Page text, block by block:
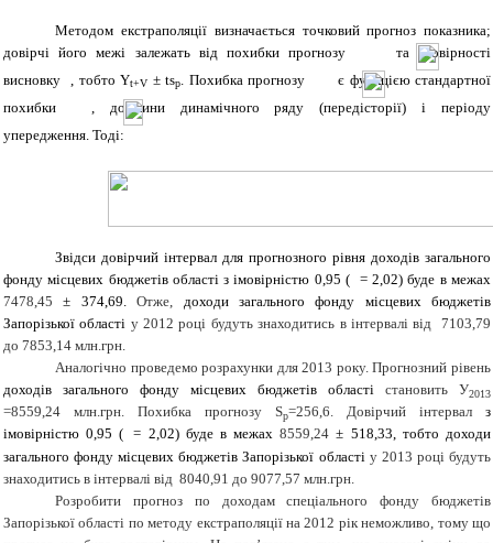
Методом екстраполяції визначається точковий прогноз показника;
довірчі його межі залежать від похибки прогнозу
та імовірності
висновку
, тобто Yt+V ± tsp . Похибка прогнозу
є функцією стандартної
похибки
, довжини динамічного ряду (передісторії) і періоду
упередження. Тоді:
Звідси довірчий інтервал для прогнозного рівня доходів загального
фонду місцевих бюджетів області з імовірністю 0,95 (
= 2,02) буде в межах
7478,45± 374,69.Отже, доходи загального фонду місцевих бюджетів
Запорізької області у 2012 році будуть знаходитись в інтервалі від
7103,79
до 7853,14 млн.грн.
Аналогічно проведемо розрахунки для 2013 року. Прогнозний рівень
доходів загального фонду місцевих бюджетів області становить У2013
=8559,24 млн.грн. Похибка прогнозу Sp=256,6. Довірчий інтервал з
імовірністю 0,95 (
= 2,02) буде в межах8559,24± 518,33, тобто доходи
загального фонду місцевих бюджетів Запорізької області у 2013 році будуть
знаходитись в інтервалі від 8040,91 до 9077,57 млн.грн.
Розробити прогноз по доходам спеціального фонду бюджетів
Запорізької області по методу екстраполяції на 2012 рік неможливо, тому що